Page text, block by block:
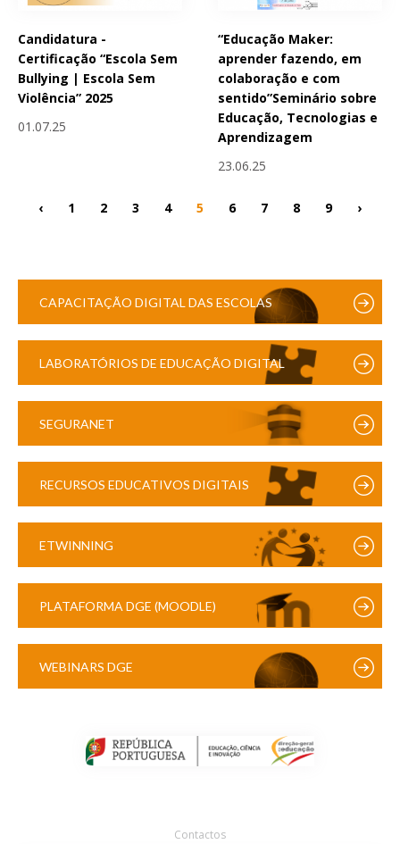
Candidatura -
Certificação “Escola Sem
Bullying | Escola Sem
Violência” 2025
01.07.25
“Educação Maker:
aprender fazendo, em
colaboração e com
sentido”Seminário sobre
Educação, Tecnologias e
Aprendizagem
23.06.25
‹ 1 2 3 4 5 6 7 8 9 ›
CAPACITAÇÃO DIGITAL DAS ESCOLAS
LABORATÓRIOS DE EDUCAÇÃO DIGITAL
SEGURANET
RECURSOS EDUCATIVOS DIGITAIS
ETWINNING
PLATAFORMA DGE (MOODLE)
WEBINARS DGE
Contactos